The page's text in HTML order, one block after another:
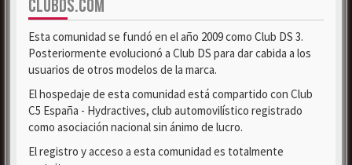
CLUBDS.COM
Esta comunidad se fundó en el año 2009 como Club DS 3.
Posteriormente evolucionó a Club DS para dar cabida a los
usuarios de otros modelos de la marca.
El hospedaje de esta comunidad está compartido con Club
C5 España - Hydractives, club automovilístico registrado
como asociación nacional sin ánimo de lucro.
El registro y acceso a esta comunidad es totalmente